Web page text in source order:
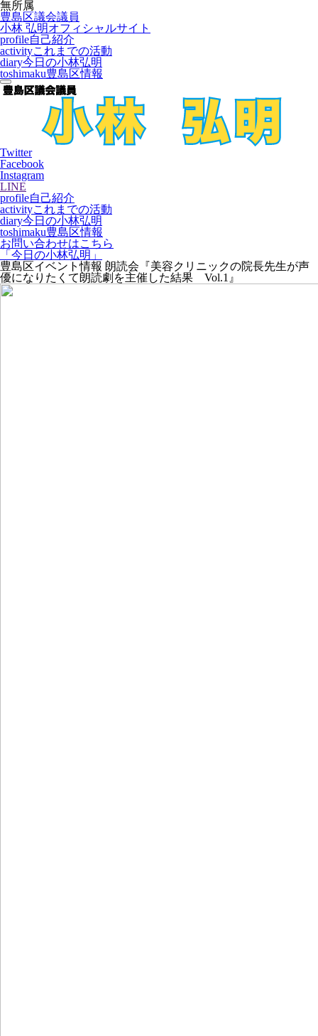
無所属
豊島区議会議員
小林 弘明オフィシャルサイト
profile自己紹介
activityこれまでの活動
diary今日の小林弘明
toshimaku豊島区情報
Twitter
Facebook
Instagram
LINE
profile自己紹介
activityこれまでの活動
diary今日の小林弘明
toshimaku豊島区情報
お問い合わせはこちら
「今日の小林弘明」
豊島区イベント情報 朗読会『美容クリニックの院長先生が声
優になりたくて朗読劇を主催した結果 Vol.1』